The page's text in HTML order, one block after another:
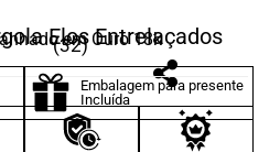
Elos Entrelaçados
em Ouro 18k
(32)
Embalagem para presente
Incluída